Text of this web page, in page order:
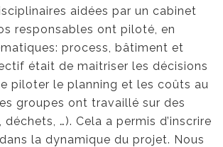
aidées par un cabinet
responsables ont piloté, en
process, bâtiment et
était de maitriser les décisions
piloter le planning et les coûts au
groupes ont travaillé sur des
…). Cela a permis d’inscrire
la dynamique du projet. Nous